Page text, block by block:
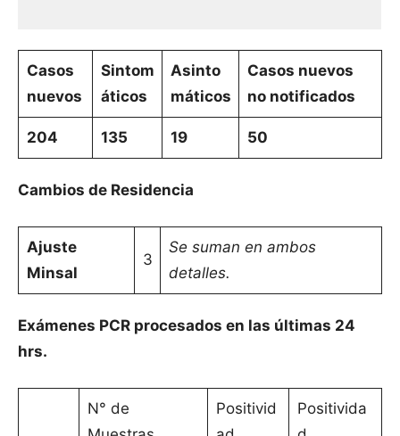
Casos
nuevos
Sintom
áticos
Asinto
máticos
Casos nuevos
no notificados
204 135 19 50
Cambios de Residencia
Ajuste
Minsal
3
Se suman en ambos
detalles.
Exámenes PCR procesados en las últimas 24
hrs.
N° de
Positivid
Positivida